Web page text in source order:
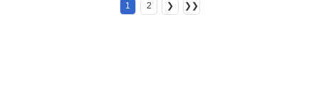
1 2 ❯ ❯❯